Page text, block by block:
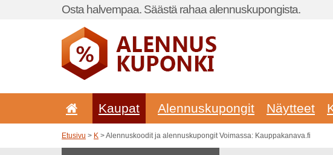
Osta halvempaa. Säästä rahaa alennuskupongista.
Kaupat Alennuskupongit Näytteet
Etusivu > K > Alennuskoodit ja alennuskupongit Voimassa: Kauppakanava.fi